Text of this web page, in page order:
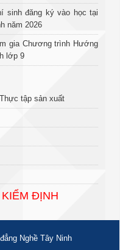
sinh đăng ký vào học tại
năm 2026
gia Chương trình Hướng
lớp 9
tập sản xuất
ĐỊNH
Nghề Tây Ninh